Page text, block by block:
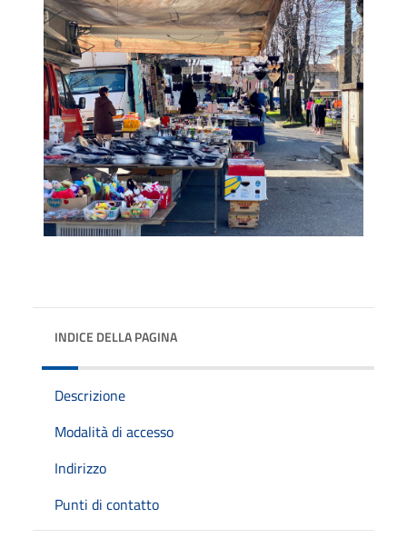
INDICE DELLA PAGINA
Descrizione
Modalità di accesso
Indirizzo
Punti di contatto